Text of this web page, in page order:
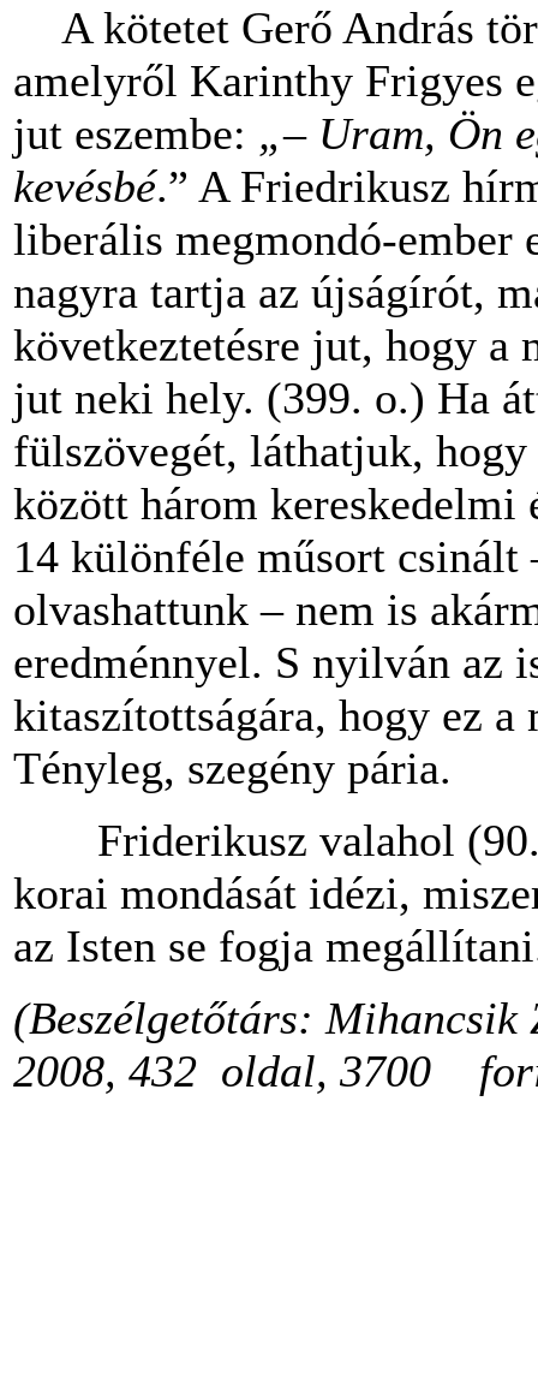
A kötetet Gerő András
amelyről Karinthy Frigyes
jut eszembe: „– Uram, Ön
kevésbé.” A Friedrikusz
liberális megmondó-ember
nagyra tartja az újságírót,
következtetésre jut, hogy a
jut neki hely. (399. o.) Ha
fülszövegét, láthatjuk,
között három kereskedelmi
14 különféle műsort
olvashattunk – nem is
eredménnyel. S nyilván az
kitaszítottságára, hogy ez
Tényleg, szegény pária.
Friderikusz valahol (90.
korai mondását idézi,
az Isten se fogja
(Beszélgetőtárs: Mihancsik
2008, 432 oldal, 3700